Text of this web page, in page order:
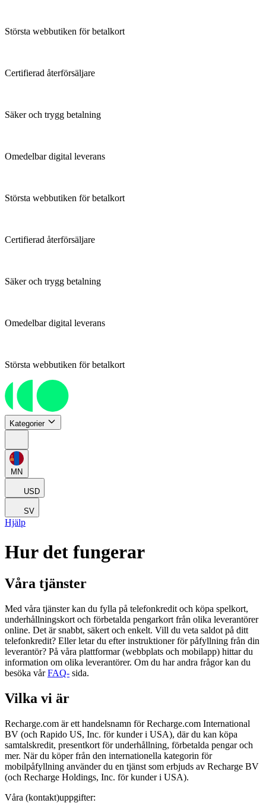
Största webbutiken för betalkort
Certifierad återförsäljare
Säker och trygg betalning
Omedelbar digital leverans
Största webbutiken för betalkort
Certifierad återförsäljare
Säker och trygg betalning
Omedelbar digital leverans
Största webbutiken för betalkort
Kategorier
MN
USD
SV
Hjälp
Hur det fungerar
Våra tjänster
Med våra tjänster kan du fylla på telefonkredit och köpa spelkort,
underhållningskort och förbetalda pengarkort från olika leverantörer
online. Det är snabbt, säkert och enkelt. Vill du veta saldot på ditt
telefonkredit? Eller letar du efter instruktioner för påfyllning från din
leverantör? På våra plattformar (webbplats och mobilapp) hittar du
information om olika leverantörer. Om du har andra frågor kan du
besöka vårFAQ- sida.
Vilka vi är
Recharge.com är ett handelsnamn för Recharge.com International
BV (och Rapido US, Inc. för kunder i USA), där du kan köpa
samtalskredit, presentkort för underhållning, förbetalda pengar och
mer. När du köper från den internationella kategorin för
mobilpåfyllning använder du en tjänst som erbjuds av Recharge BV
(och Recharge Holdings, Inc. för kunder i USA).
Våra (kontakt)uppgifter: